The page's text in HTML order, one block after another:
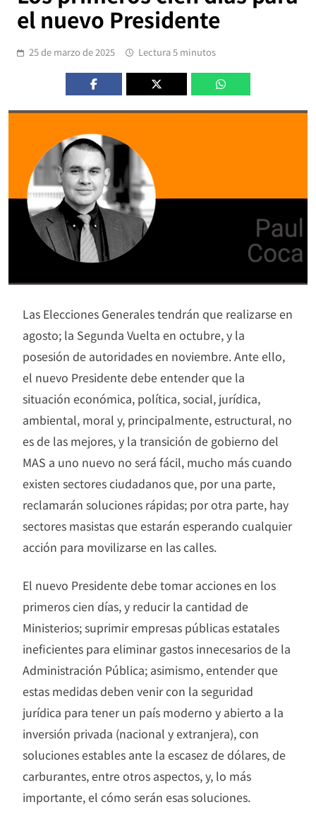
el nuevo Presidente
25 de marzo de 2025 Lectura 5 minutos
Las Elecciones Generales tendrán que realizarse en
agosto; la Segunda Vuelta en octubre, y la
posesión de autoridades en noviembre. Ante ello,
el nuevo Presidente debe entender que la
situación económica, política, social, jurídica,
ambiental, moral y, principalmente, estructural, no
es de las mejores, y la transición de gobierno del
MAS a uno nuevo no será fácil, mucho más cuando
existen sectores ciudadanos que, por una parte,
reclamarán soluciones rápidas; por otra parte, hay
sectores masistas que estarán esperando cualquier
acción para movilizarse en las calles.
El nuevo Presidente debe tomar acciones en los
primeros cien días, y reducir la cantidad de
Ministerios; suprimir empresas públicas estatales
ineficientes para eliminar gastos innecesarios de la
Administración Pública; asimismo, entender que
estas medidas deben venir con la seguridad
jurídica para tener un país moderno y abierto a la
inversión privada (nacional y extranjera), con
soluciones estables ante la escasez de dólares, de
carburantes, entre otros aspectos, y, lo más
importante, el cómo serán esas soluciones.